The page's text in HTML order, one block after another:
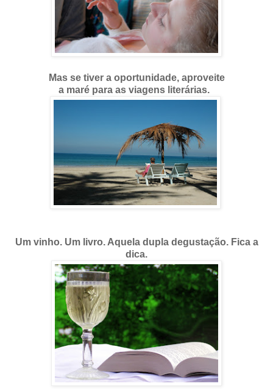
Mas se tiver a oportunidade, aproveite
a maré para as viagens literárias.
Um vinho. Um livro. Aquela dupla degustação.Fica a
dica.